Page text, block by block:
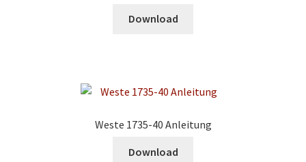
Download
Weste 1735-40 Anleitung
Download